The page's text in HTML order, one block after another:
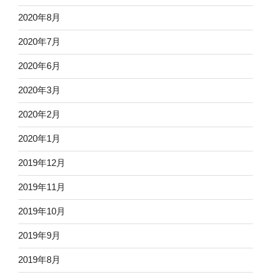
2020年8月
2020年7月
2020年6月
2020年3月
2020年2月
2020年1月
2019年12月
2019年11月
2019年10月
2019年9月
2019年8月